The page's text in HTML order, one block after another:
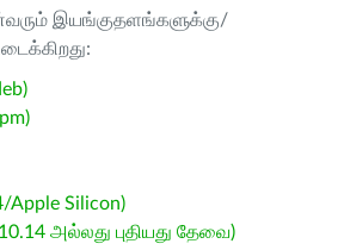
இயங்குதளங்களுக்கு/
Apple Silicon)
அல்லது புதியது தேவை)